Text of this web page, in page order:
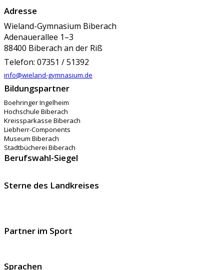
Adresse
Wieland-Gymnasium Biberach
Adenauerallee 1–3
88400 Biberach an der Riß
Telefon: 07351 / 51392
info@wieland-gymnasium.de
Bildungspartner
Boehringer Ingelheim
Hochschule Biberach
Kreissparkasse Biberach
Liebherr-Components
Museum Biberach
Stadtbücherei Biberach
Berufswahl-Siegel
Sterne des Landkreises
Partner im Sport
Sprachen